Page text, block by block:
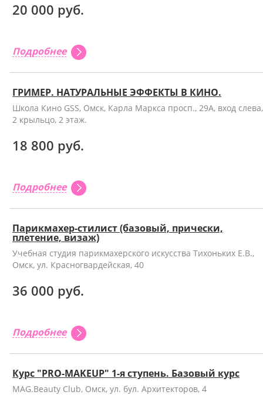
20 000 руб.
Подробнее
ГРИМЕР. НАТУРАЛЬНЫЕ ЭФФЕКТЫ В КИНО.
Школа Кино GSS, Омск, Карла Маркса просп., 29А, вход слева,
2 крыльцо, 2 этаж.
18 800 руб.
Подробнее
Парикмахер-стилист (базовый, прически,
плетение, визаж)
Учебная студия парикмахерского искусства Тихоньких Е.В.,
Омск, ул. Красногвардейская, 40
36 000 руб.
Подробнее
Курс "PRO-MAKEUP" 1-я ступень. Базовый курс
MAG.Beauty Club, Омск, ул. бул. Архитекторов, 4